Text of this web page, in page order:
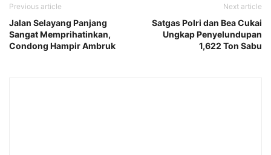
Previous article
Jalan Selayang Panjang
Sangat Memprihatinkan,
Condong Hampir Ambruk
Next article
Satgas Polri dan Bea Cukai
Ungkap Penyelundupan
1,622 Ton Sabu